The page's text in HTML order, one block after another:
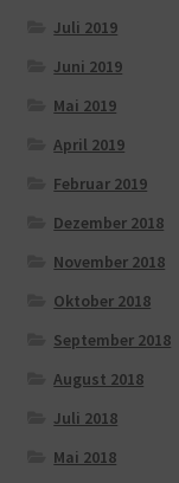
Juli 2019
Juni 2019
Mai 2019
April 2019
Februar 2019
Dezember 2018
November 2018
Oktober 2018
September 2018
August 2018
Juli 2018
Mai 2018